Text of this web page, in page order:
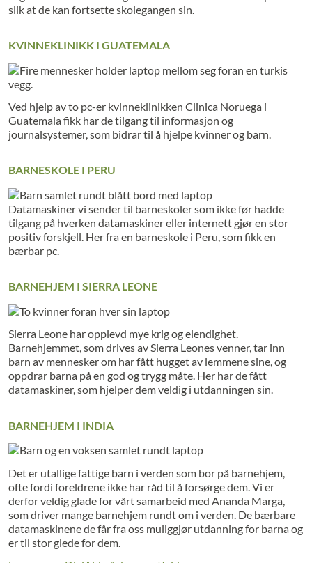
slik at de kan fortsette skolegangen sin.
KVINNEKLINIKK I GUATEMALA
Ved hjelp av to pc-er kvinneklinikken Clinica Noruega i
Guatemala fikk har de tilgang til informasjon og
journalsystemer, som bidrar til å hjelpe kvinner og barn.
BARNESKOLE I PERU
Datamaskiner vi sender til barneskoler som ikke før hadde
tilgang på hverken datamaskiner eller internett gjør en stor
positiv forskjell. Her fra en barneskole i Peru, som fikk en
bærbar pc.
BARNEHJEM I SIERRA LEONE
Sierra Leone har opplevd mye krig og elendighet.
Barnehjemmet, som drives av Sierra Leones venner, tar inn
barn av mennesker om har fått hugget av lemmene sine, og
oppdrar barna på en god og trygg måte. Her har de fått
datamaskiner, som hjelper dem veldig i utdanningen sin.
BARNEHJEM I INDIA
Det er utallige fattige barn i verden som bor på barnehjem,
ofte fordi foreldrene ikke har råd til å forsørge dem. Vi er
derfor veldig glade for vårt samarbeid med Ananda Marga,
som driver mange barnehjem rundt om i verden. De bærbare
datamaskinene de får fra oss muliggjør utdanning for barna og
er til stor glede for dem.